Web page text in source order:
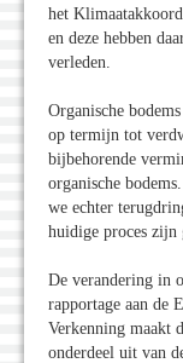
het
en deze hebben
verleden.
Organische
op termijn tot
bijbehorende
organische
we echter
huidige proces zijn
De verandering in
rapportage aan de
Verkenning maakt
onderdeel uit van